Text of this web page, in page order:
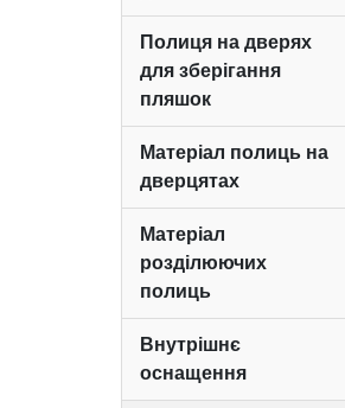
Полиця на дверях
для зберігання
пляшок
Матеріал полиць на
дверцятах
Матеріал
розділюючих
полиць
Внутрішнє
оснащення